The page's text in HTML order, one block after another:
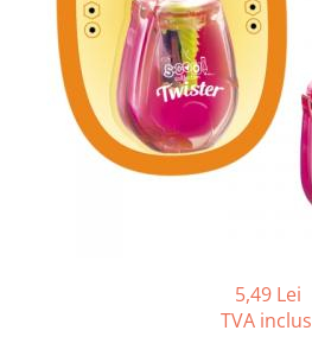
Tipizate autocopiative
personalizate
Tipizate offset
Tipizate offset personalizate
Registre
Rezerva cub notes
Carioci
Ascutitori
Creioane
Creioane cerate
Creioane colorate
Markere speciale pentru desen
Markere textile
Pixuri si rezerve
Instrumente pentru proiectare
Foarfeci
Tus, tusiere
Perforatoare
Diverse articole organizare
arhivare
5,49 Lei
TVA inclus